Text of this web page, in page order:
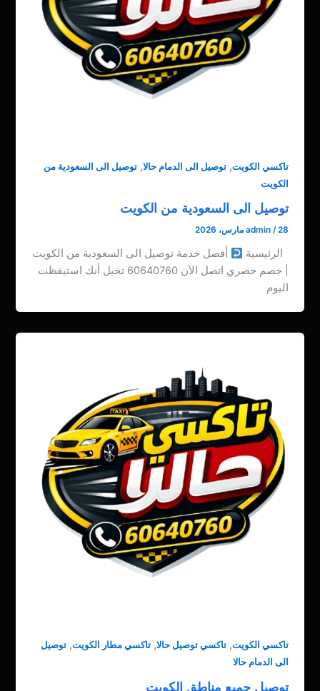
تاكسي الكويت,توصيل الى الدمام حالا,توصيل الى السعودية من
الكويت
توصيل الى السعودية من الكويت
admin /28 مارس، 2026
الرئيسية
أفضل خدمة توصيل الى السعودية من الكويت
| خصم حصري اتصل الآن 60640760 تخيل أنك استيقظت
اليوم
تاكسي الكويت,تاكسي توصيل حالا,تاكسي مطار الكويت,توصيل
الى الدمام حالا
توصيل جميع مناطق الكويت